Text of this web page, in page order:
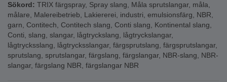
Sökord: TRIX färgspray, Spray slang, Måla sprutslangar, måla,
målare, Malereibetrieb, Lakiererei, industri, emulsionsfärg, NBR,
garn, Contitech, Contitech slang, Conti slang, Kontinental slang,
Conti, slang, slangar, lågtryckslang, lågtryckslangar,
lågtrycksslang, lågtrycksslangar, färgsprutslang, färgsprutslangar,
sprutslang, sprutslangar, färgslang, färgslangar, NBR-slang, NBR-
slangar, färgslang NBR, färgslangar NBR